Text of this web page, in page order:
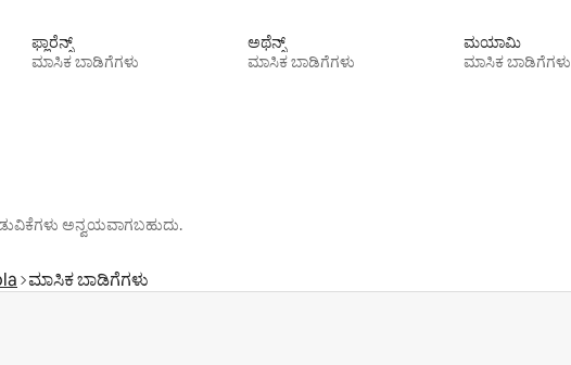
ಫ್ಲಾರೆನ್ಸ್
ಮಾಸಿಕ ಬಾಡಿಗೆಗಳು
ಅಥೆನ್ಸ್
ಮಾಸಿಕ ಬಾಡಿಗೆಗಳು
ಮಯಾಮಿ
ಮಾಸಿಕ ಬಾಡಿಗೆಗಳು
ಅನ್ವಯವಾಗಬಹುದು.
ಮಾಸಿಕ ಬಾಡಿಗೆಗಳು